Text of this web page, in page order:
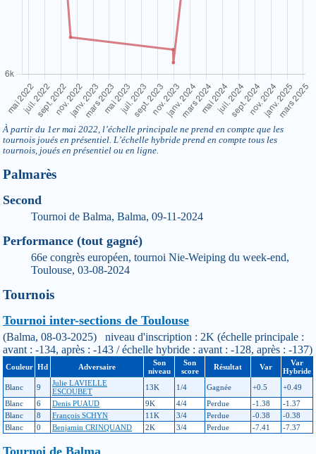
À partir du 1er mai 2022, l’échelle principale ne prend en compte que les
tournois joués en présentiel. L’échelle hybride prend en compte tous les
tournois, joués en présentiel ou en ligne.
Palmarès
Second
Tournoi de Balma, Balma, 09-11-2024
Performance (tout gagné)
66e congrès européen, tournoi Nie-Weiping du week-end,
Toulouse, 03-08-2024
Tournois
Tournoi inter-sections de Toulouse
(Balma, 08-03-2025) niveau d'inscription : 2K (échelle principale :
avant : -134, après : -143 / échelle hybride : avant : -128, après : -137)
Couleur Hd Adversaire
Son
niveau
Son
score
Résultat Var
Var
Hybride
Blanc
9
Julie LAVIELLE
ESCOUBET
13K 1/4 Gagnée +0.5
+0.49
Blanc
6 Denis PUAUD 9K 4/4 Perdue -1.38
-1.37
Blanc
8 François SCHYN 11K 3/4 Perdue -0.38
-0.38
Blanc
0 Benjamin CRINQUAND 2K 3/4 Perdue -7.41 -7.37